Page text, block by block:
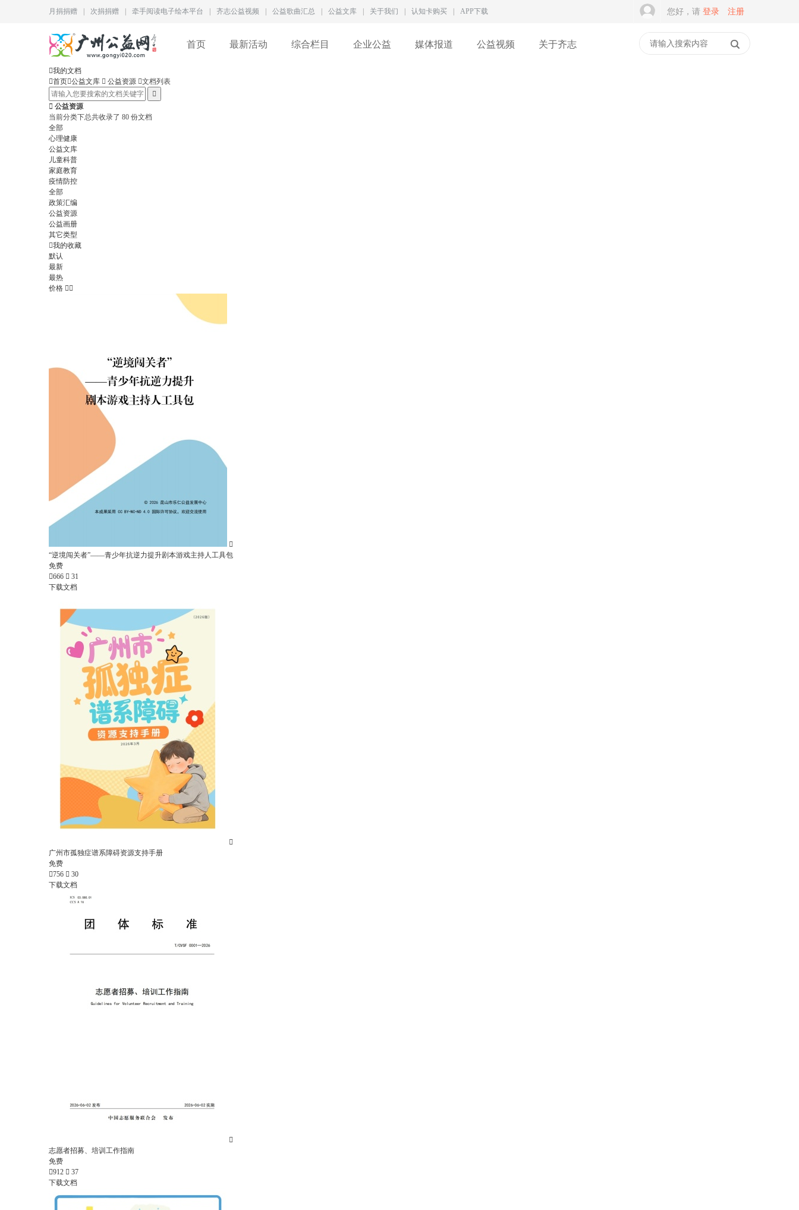
月捐捐赠 次捐捐赠 牵手阅读电子绘本平台 齐志公益视频 公益歌曲汇总 公益文库 关于我们 认知卡购买 APP下载 您好，请 登录 注册
首页 最新活动 综合栏目 企业公益 媒体报道 公益视频 关于齐志
我的文档
首页公益文库  公益资源 文档列表

 公益资源
当前分类下总共收录了 80 份文档
全部
心理健康
公益文库
儿童科普
家庭教育
疫情防控
全部
政策汇编
公益资源
公益画册
其它类型
我的收藏
默认
最新
最热
价格 

“逆境闯关者”——青少年抗逆力提升剧本游戏主持人工具包
免费
666  31
下载文档

广州市孤独症谱系障碍资源支持手册
免费
756  30
下载文档

志愿者招募、培训工作指南
免费
912  37
下载文档